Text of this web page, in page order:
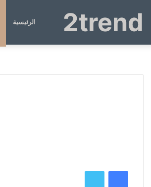
2trend الرئيسية
فيسبوك تويتر